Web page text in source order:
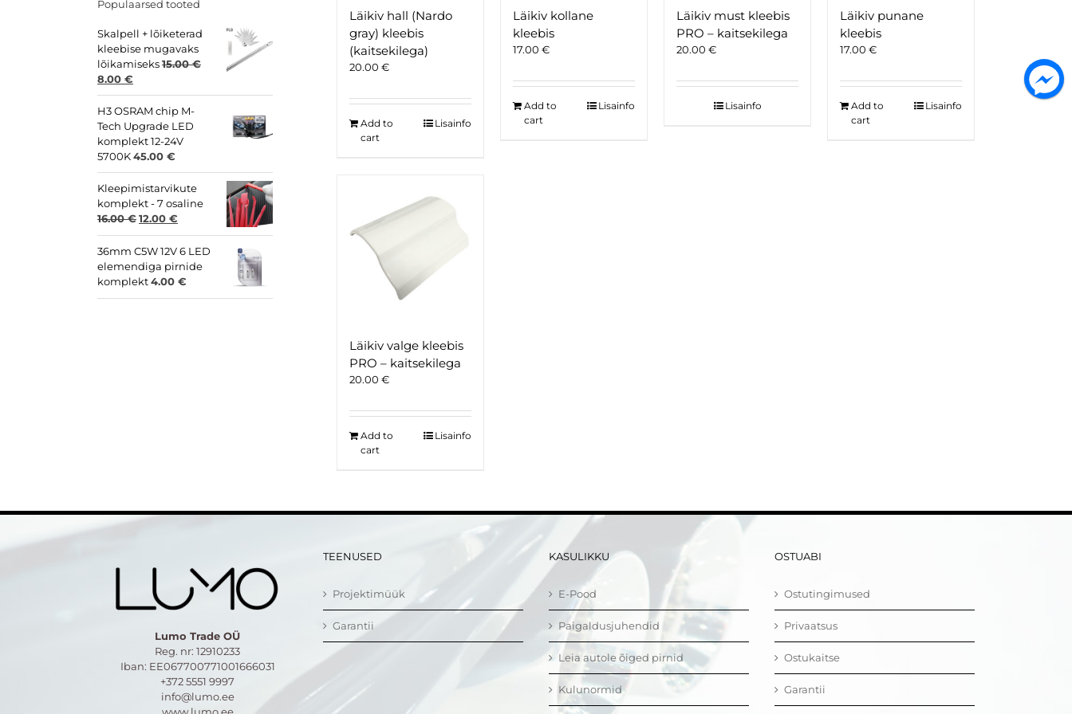
Läikiv hall (Nardo
gray) kleebis
(kaitsekilega)
20.00 €
Add to
cart
Lisainfo
Läikiv kollane
kleebis
17.00 €
Add to
cart
Lisainfo
Läikiv must kleebis
PRO – kaitsekilega
20.00 €
Lisainfo
Läikiv punane
kleebis
17.00 €
Add to
cart
Lisainfo
Läikiv valge kleebis
PRO – kaitsekilega
20.00 €
Add to
cart
Lisainfo
Populaarsed tooted
Skalpell + lõiketerad
kleebise mugavaks
lõikamiseks15.00€
Original
price
was:
15.00 €.
8.00 €
price
is:
8.00 €.
H3 OSRAM chip M-
Tech Upgrade LED
komplekt 12-24V
5700K45.00 €
Kleepimistarvikute
komplekt - 7 osaline
16.00€Original
price
was:
16.00 €.
12.00 €
price
is:
12.00 €.
36mm C5W 12V 6 LED
elemendiga pirnide
komplekt4.00 €
Lumo Trade OÜ
Reg. nr: 12910233
Iban: EE067700771001666031
+372 5551 9997
info@lumo.ee
TEENUSED
Projektimüük
Garantii
KASULIKKU
E-Pood
Paigaldusjuhendid
Leia autole õiged pirnid
Kulunormid
OSTUABI
Ostutingimused
Privaatsus
Ostukaitse
Garantii